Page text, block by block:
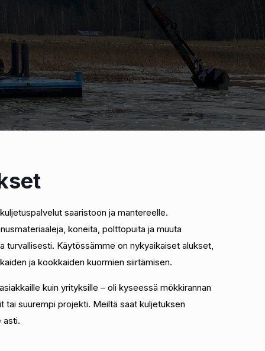
saaristoon ja mantereelle.
koneita, polttopuita ja muuta
turvallisesti. Käytössämme on nykyaikaiset alukset,
ja kookkaiden kuormien siirtämisen.
kuin yrityksille – oli kyseessä mökkirannan
tai suurempi projekti. Meiltä saat kuljetuksen
asti.